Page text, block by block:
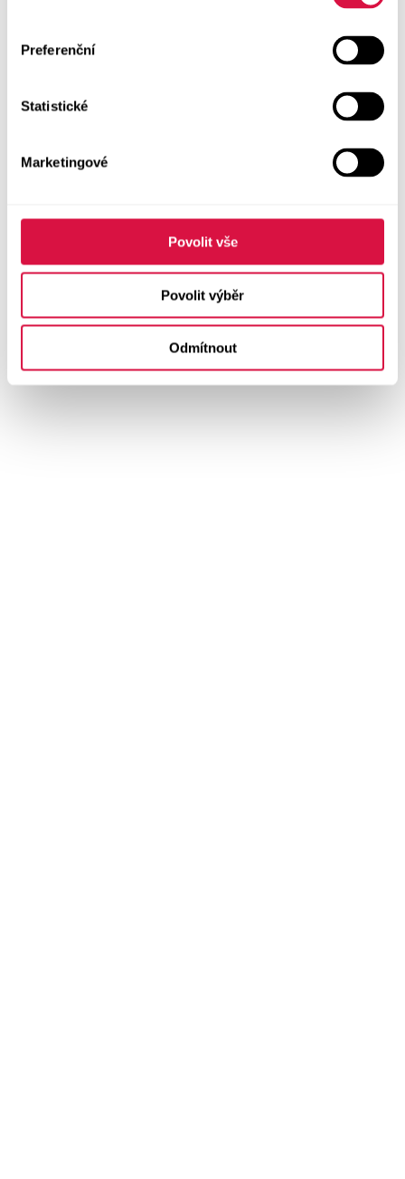
Preferenční
Statistické
Marketingové
Povolit vše
Povolit výběr
Odmítnout